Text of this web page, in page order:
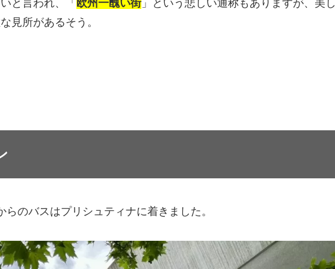
と言われ、「 欧州一醜い街」という悲しい通称もありますが、美し
見所があるそう。
のバスはプリシュティナに着きました。